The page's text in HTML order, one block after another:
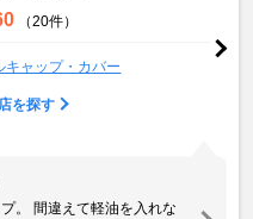
（20件）
キャップ・カバー
を探す
。 間違えて軽油を入れな